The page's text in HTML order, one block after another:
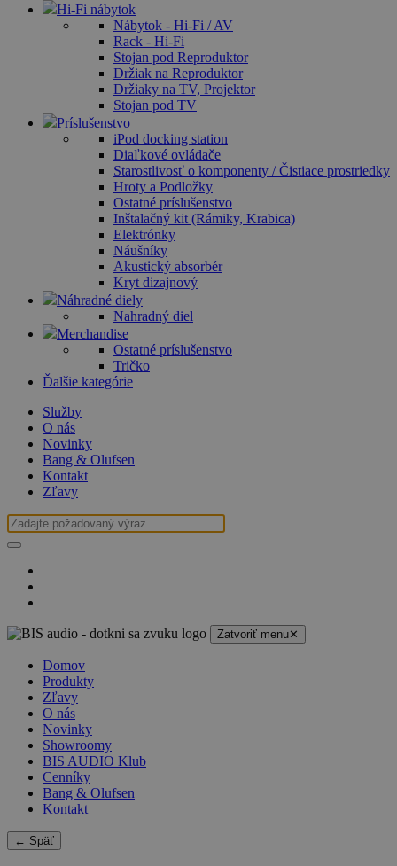
Hi-Fi nábytok
Nábytok - Hi-Fi / AV
Rack - Hi-Fi
Stojan pod Reproduktor
Držiak na Reproduktor
Držiaky na TV, Projektor
Stojan pod TV
Príslušenstvo
iPod docking station
Diaľkové ovládače
Starostlivosť o komponenty / Čistiace prostriedky
Hroty a Podložky
Ostatné príslušenstvo
Inštalačný kit (Rámiky, Krabica)
Elektrónky
Náušníky
Akustický absorbér
Kryt dizajnový
Náhradné diely
Nahradný diel
Merchandise
Ostatné príslušenstvo
Tričko
Ďalšie kategórie
Služby
O nás
Novinky
Bang & Olufsen
Kontakt
Zľavy
Zatvoriť menu✕
Domov
Produkty
Zľavy
O nás
Novinky
Showroomy
BIS AUDIO Klub
Cenníky
Bang & Olufsen
Kontakt
← Späť